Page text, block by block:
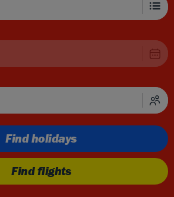
Find holidays
Find flights